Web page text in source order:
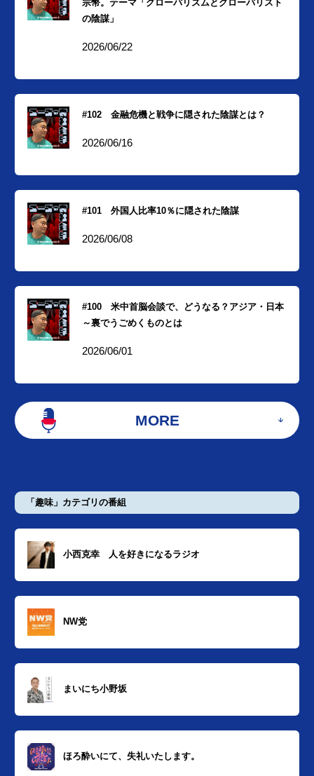
宗幣。テーマ「グローバリズムとグローバリスト
の陰謀」
2026/06/22
#102 金融危機と戦争に隠された陰謀とは？
2026/06/16
#101 外国人比率10％に隠された陰謀
2026/06/08
#100 米中首脳会談で、どうなる？アジア・日本
～裏でうごめくものとは
2026/06/01
MORE
「趣味」カテゴリの番組
小西克幸 人を好きになるラジオ
NW党
まいにち小野坂
ほろ酔いにて、失礼いたします。